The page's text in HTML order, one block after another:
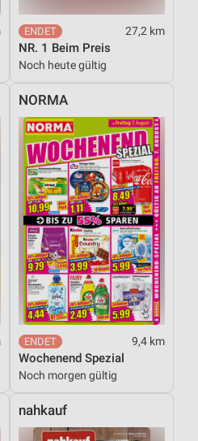
27,2 km
NR. 1 Beim Preis
Noch heute gültig
NORMA
9,4 km
Wochenend Spezial
Noch morgen gültig
nahkauf